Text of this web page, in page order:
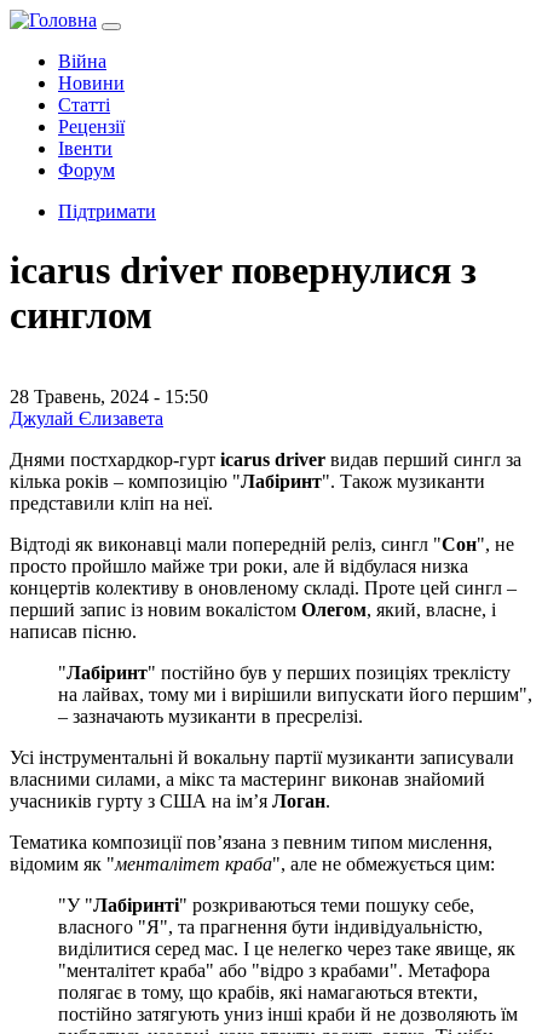
Війна
Новини
Статті
Рецензії
Івенти
Форум
Підтримати
icarus driver повернулися з
синглом
28 Травень, 2024 - 15:50
Джулай Єлизавета
Днями постхардкор-гурт icarus driver видав перший сингл за
кілька років – композицію "Лабіринт". Також музиканти
представили кліп на неї.
Відтоді як виконавці мали попередній реліз, сингл "Сон", не
просто пройшло майже три роки, але й відбулася низка
концертів колективу в оновленому складі. Проте цей сингл –
перший запис із новим вокалістом Олегом, який, власне, і
написав пісню.
"Лабіринт" постійно був у перших позиціях треклісту
на лайвах, тому ми і вирішили випускати його першим",
– зазначають музиканти в пресрелізі.
Усі інструментальні й вокальну партії музиканти записували
власними силами, а мікс та мастеринг виконав знайомий
учасників гурту з США на ім’я Логан.
Тематика композиції пов’язана з певним типом мислення,
відомим як "менталітет краба", але не обмежується цим:
"У "Лабіринті" розкриваються теми пошуку себе,
власного "Я", та прагнення бути індивідуальністю,
виділитися серед мас. І це нелегко через таке явище, як
"менталітет краба" або "відро з крабами". Метафора
полягає в тому, що крабів, які намагаються втекти,
постійно затягують униз інші краби й не дозволяють їм